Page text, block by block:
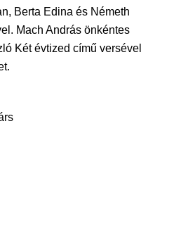
Berta Edina és Németh
Mach András önkéntes
Két évtized című versével